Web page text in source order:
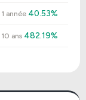
1 année40.53%
10 ans482.19%